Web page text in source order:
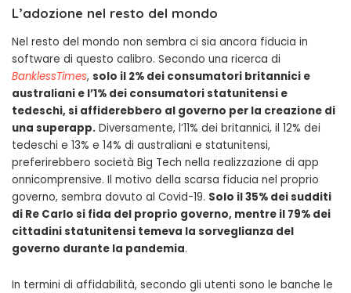
L’adozione nel resto del mondo
Nel resto del mondo non sembra ci sia ancora fiducia in
software di questo calibro. Secondo una ricerca di
BanklessTimes, solo il 2% dei consumatori britannici e
australiani e l’1% dei consumatori statunitensi e
tedeschi, si affiderebbero al governo per la creazione di
una superapp. Diversamente, l’11% dei britannici, il 12% dei
tedeschi e 13% e 14% di australiani e statunitensi,
preferirebbero società Big Tech nella realizzazione di app
onnicomprensive. Il motivo della scarsa fiducia nel proprio
governo, sembra dovuto al Covid-19. Solo il 35% dei sudditi
di Re Carlo si fida del proprio governo, mentre il 79% dei
cittadini statunitensi temeva la sorveglianza del
governo durante la pandemia.
In termini di affidabilità, secondo gli utenti sono le banche le